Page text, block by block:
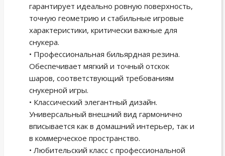
гарантирует идеально ровную поверхность,
точную геометрию и стабильные игровые
характеристики, критически важные для
снукера.
• Профессиональная бильярдная резина.
Обеспечивает мягкий и точный отскок
шаров, соответствующий требованиям
снукерной игры.
• Классический элегантный дизайн.
Универсальный внешний вид гармонично
вписывается как в домашний интерьер, так и
в коммерческое пространство.
• Любительский класс с профессиональной